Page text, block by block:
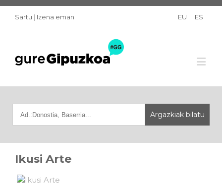
Sartu | Izena eman EU ES
Ikusi Arte